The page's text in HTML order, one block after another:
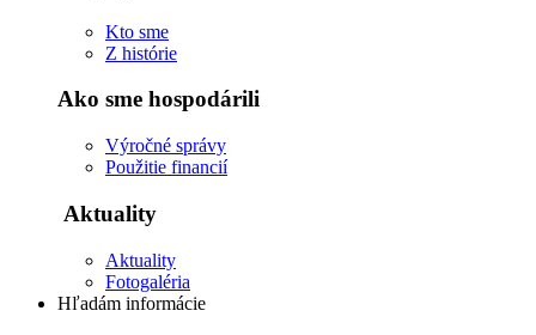
Kto sme
Z histórie
Ako sme hospodárili
Výročné správy
Použitie financií
Aktuality
Aktuality
Fotogaléria
Hľadám informácie